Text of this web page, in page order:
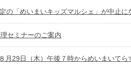
の「めいまいキッズマルシェ」が中止に
セミナーのご案内
月29日（木）午後７時からめいまいてら